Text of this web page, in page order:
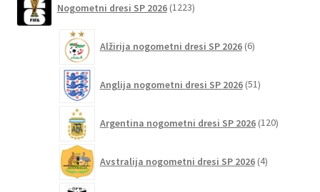
na
izdelka
Nogometni dresi SP 2026 1223izdelkov
Alžirija nogometni dresi SP 2026 6izdelkov
Anglija nogometni dresi SP 2026 51izdelkov
Argentina nogometni dresi SP 2026 120izdelkov
Avstralija nogometni dresi SP 2026 4izdelki